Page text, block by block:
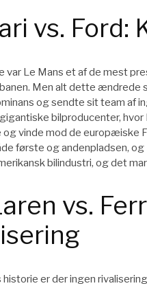
vs. Ford:
var Le Mans et af de mest
Men alt dette ændrede
og sendte sit team af
bilproducenter, hvor
og vinde mod de europæiske
første og andenpladsen, og
bilindustri, og det
vs.
historie er der ingen